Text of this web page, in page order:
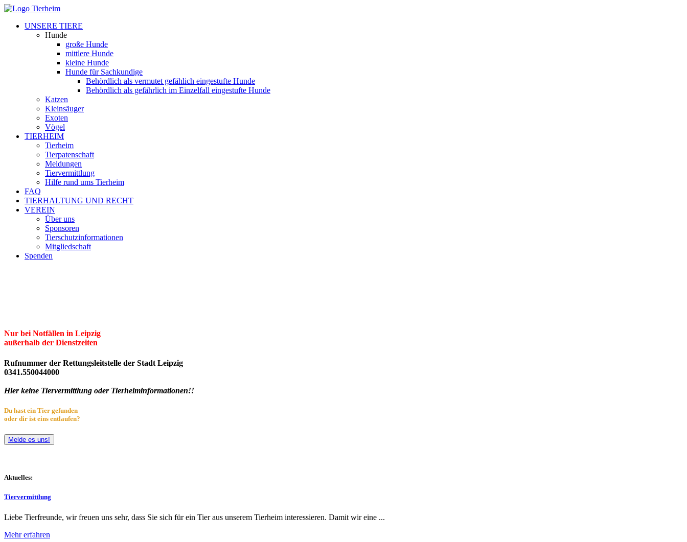
UNSERE TIERE
Hunde
große Hunde
mittlere Hunde
kleine Hunde
Hunde für Sachkundige
Behördlich als vermutet gefählich eingestufte Hunde
Behördlich als gefährlich im Einzelfall eingestufte Hunde
Katzen
Kleinsäuger
Exoten
Vögel
TIERHEIM
Tierheim
Tierpatenschaft
Meldungen
Tiervermittlung
Hilfe rund ums Tierheim
FAQ
TIERHALTUNG UND RECHT
VEREIN
Über uns
Sponsoren
Tierschutzinformationen
Mitgliedschaft
Spenden
Nur bei Notfällen in Leipzig
außerhalb der Dienstzeiten
Rufnummer der Rettungsleitstelle der Stadt Leipzig
0341.550044000
Hier keine Tiervermittlung oder Tierheiminformationen!!
Du hast ein Tier gefunden
oder dir ist eins entlaufen?
Melde es uns!
Aktuelles:
Tiervermittlung
Liebe Tierfreunde, wir freuen uns sehr, dass Sie sich für ein Tier aus unserem Tierheim interessieren. Damit wir eine ...
Mehr erfahren